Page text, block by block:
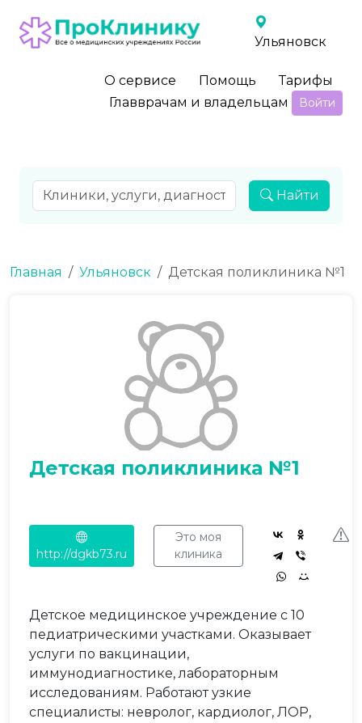
Ульяновск
О сервисе Помощь
Тарифы
Главврачам и владельцам
Войти
Найти
Главная Ульяновск Детская поликлиника №1
Детская поликлиника №1
http://dgkb73.ru
Это моя
клиника
Детское медицинское учреждение с 10
педиатрическими участками. Оказывает
услуги по вакцинации,
иммунодиагностике, лабораторным
исследованиям. Работают узкие
специалисты: невролог, кардиолог, ЛОР,